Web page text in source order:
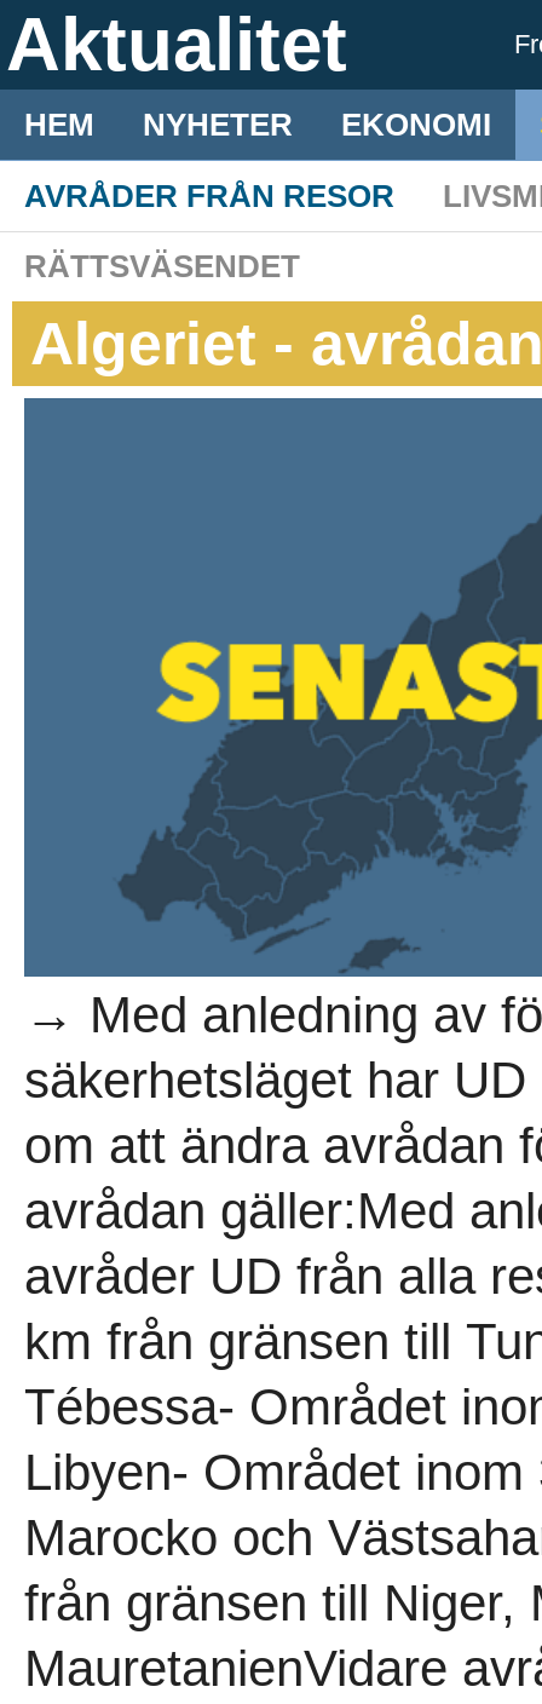
Aktualitet
HEM NYHETER EKONOMI
AVRÅDER FRÅN RESOR
RÄTTSVÄSENDET
Algeriet -
→ Med anledning av
säkerhetsläget har
om att ändra avrådan
avrådan gäller:Med
avråder UD från alla
km från gränsen till
Tébessa- Området
Libyen- Området
Marocko och
från gränsen till Niger,
MauretanienVidare